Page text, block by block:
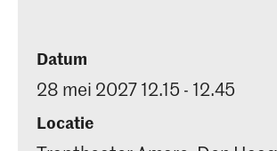
Datum
28 mei 2027 12.15 - 12.45
Locatie